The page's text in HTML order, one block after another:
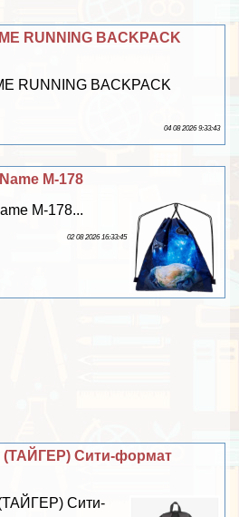
RUNNING BACKPACK
RUNNING BACKPACK
04 08 2026 9:33:43
M-178
M-178...
02 08 2026 16:33:45
(ТАЙГЕР) Сити-формат
Сити-